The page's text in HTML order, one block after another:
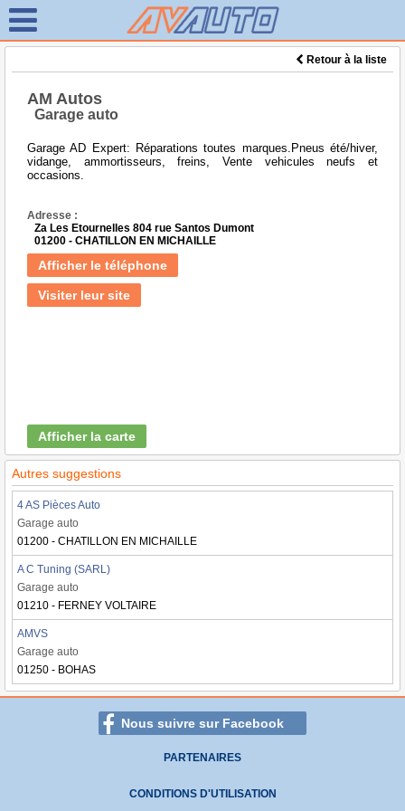
Retour à la liste
AM Autos
Garage auto
Garage AD Expert: Réparations toutes marques.Pneus été/hiver,
vidange, ammortisseurs, freins, Vente vehicules neufs et
occasions.
Adresse :
Za Les Etournelles 804 rue Santos Dumont
01200 - CHATILLON EN MICHAILLE
Afficher le téléphone
Visiter leur site
Afficher la carte
Autres suggestions
4 AS Pièces Auto
Garage auto
01200 - CHATILLON EN MICHAILLE
A C Tuning (SARL)
Garage auto
01210 - FERNEY VOLTAIRE
AMVS
Garage auto
01250 - BOHAS
Nous suivre sur Facebook
PARTENAIRES
CONDITIONS D'UTILISATION